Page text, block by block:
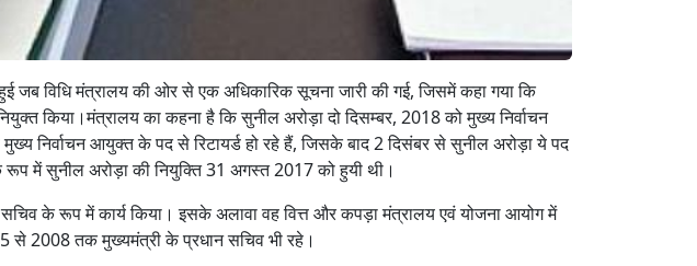
जब विधि मंत्रालय की ओर से एक अधिकारिक सूचना जारी की गई, जिसमें कहा गया कि
किया।मंत्रालय का कहना है कि सुनील अरोड़ा दो दिसम्‍बर, 2018 को मुख्‍य निर्वाचन
निर्वाचन आयुक्‍त के पद से रिटायर्ड हो रहे हैं, जिसके बाद 2 दिसंबर से सुनील अरोड़ा ये पद
में सुनील अरोड़ा की नियुक्ति 31 अगस्त 2017 को हुयी थी।
के रूप में कार्य किया। इसके अलावा वह वित्त और कपड़ा मंत्रालय एवं योजना आयोग में
से 2008 तक मुख्यमंत्री के प्रधान सचिव भी रहे।